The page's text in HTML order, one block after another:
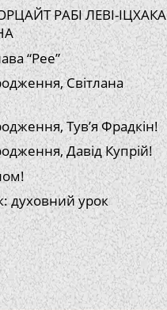
РАБІ ЛЕВІ-ІЦХАКА
“Рее”
Світлана
Тув’я Фрадкін!
Давід Купрій!
духовний урок